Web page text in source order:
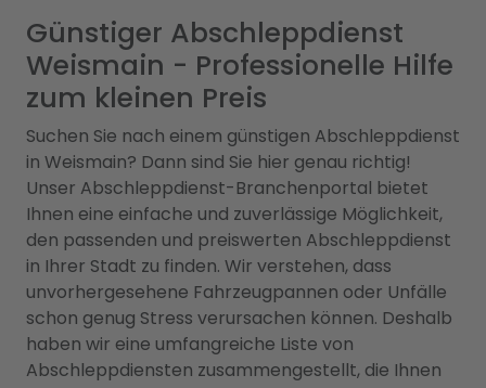
Günstiger Abschleppdienst
Weismain - Professionelle Hilfe
zum kleinen Preis
Suchen Sie nach einem günstigen Abschleppdienst
in Weismain? Dann sind Sie hier genau richtig!
Unser Abschleppdienst-Branchenportal bietet
Ihnen eine einfache und zuverlässige Möglichkeit,
den passenden und preiswerten Abschleppdienst
in Ihrer Stadt zu finden. Wir verstehen, dass
unvorhergesehene Fahrzeugpannen oder Unfälle
schon genug Stress verursachen können. Deshalb
haben wir eine umfangreiche Liste von
Abschleppdiensten zusammengestellt, die Ihnen